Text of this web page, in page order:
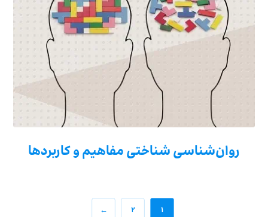
روان‌شناسی شناختی مفاهیم و کاربردها
۱ ۲ ←